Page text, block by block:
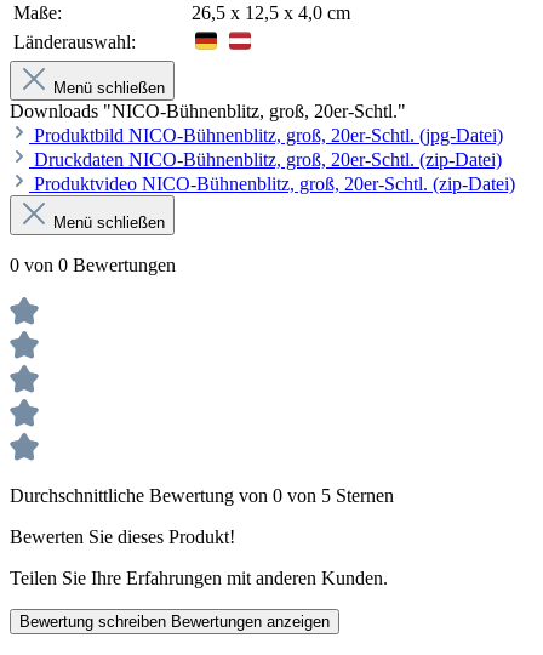
Maße:
26,5 x 12,5 x 4,0 cm
Länderauswahl:
Menü schließen
Downloads "NICO-Bühnenblitz, groß, 20er-Schtl."
Produktbild NICO-Bühnenblitz, groß, 20er-Schtl. (jpg-Datei)
Druckdaten NICO-Bühnenblitz, groß, 20er-Schtl. (zip-Datei)
Produktvideo NICO-Bühnenblitz, groß, 20er-Schtl. (zip-Datei)
Menü schließen
0 von 0 Bewertungen
Durchschnittliche Bewertung von 0 von 5 Sternen
Bewerten Sie dieses Produkt!
Teilen Sie Ihre Erfahrungen mit anderen Kunden.
Bewertung schreiben Bewertungen anzeigen